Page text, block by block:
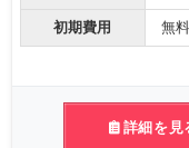
初期費用 無料
詳細を見